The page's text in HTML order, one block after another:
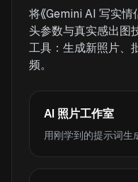
将《Gemini AI 写实
头参数与真实感出图
工具：生成新照片、
频。
AI 照片工作室
用刚学到的提示词生